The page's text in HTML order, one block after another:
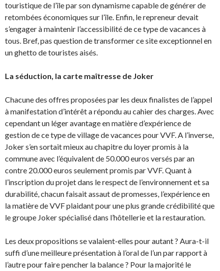
touristique de l’île par son dynamisme capable de générer de
retombées économiques sur l’île. Enfin, le repreneur devait
s’engager à maintenir l’accessibilité de ce type de vacances à
tous. Bref, pas question de transformer ce site exceptionnel en
un ghetto de touristes aisés.
La séduction, la carte maîtresse de Joker
Chacune des offres proposées par les deux finalistes de l’appel
à manifestation d’intérêt a répondu au cahier des charges. Avec
cependant un léger avantage en matière d’expérience de
gestion de ce type de village de vacances pour VVF. A l’inverse,
Joker s’en sortait mieux au chapitre du loyer promis à la
commune avec l’équivalent de 50.000 euros versés par an
contre 20.000 euros seulement promis par VVF. Quant à
l’inscription du projet dans le respect de l’environnement et sa
durabilité, chacun faisait assaut de promesses, l’expérience en
la matière de VVF plaidant pour une plus grande crédibilité que
le groupe Joker spécialisé dans l’hôtellerie et la restauration.
Les deux propositions se valaient-elles pour autant ? Aura-t-il
suffi d’une meilleure présentation à l’oral de l’un par rapport à
l’autre pour faire pencher la balance ? Pour la majorité le